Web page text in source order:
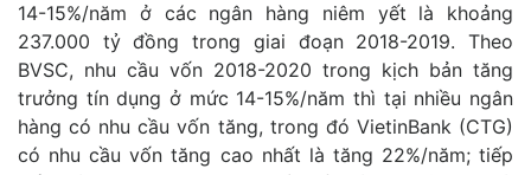
14-15%/năm ở các ngân hàng niêm yết là khoảng
237.000 tỷ đồng trong giai đoạn 2018-2019. Theo
BVSC, nhu cầu vốn 2018-2020 trong kịch bản tăng
trưởng tín dụng ở mức 14-15%/năm thì tại nhiều ngân
hàng có nhu cầu vốn tăng, trong đó VietinBank (CTG)
có nhu cầu vốn tăng cao nhất là tăng 22%/năm; tiếp